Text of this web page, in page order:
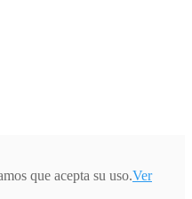
que acepta su uso.Ver